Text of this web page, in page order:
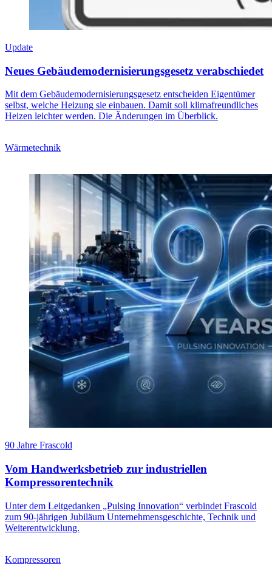
Update
Neues Gebäudemodernisierungsgesetz verabschiedet
Mit dem Gebäudemodernisierungsgesetz entscheiden Eigentümer
selbst, welche Heizung sie einbauen. Damit soll klimafreundliches
Heizen leichter werden. Die Änderungen im Überblick.
Wärmetechnik
90 Jahre Frascold
Vom Handwerksbetrieb zur industriellen
Kompressorentechnik
Unter dem Leitgedanken „Pulsing Innovation“ verbindet Frascold
zum 90-jährigen Jubiläum Unternehmensgeschichte, Technik und
Weiterentwicklung.
Kompressoren